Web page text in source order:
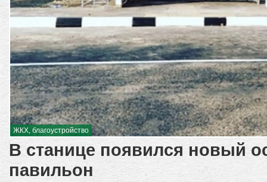
ЖКХ, благоустройство
В станице появился новый
павильон